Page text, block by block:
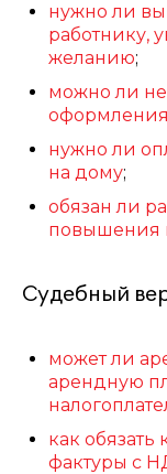
нужно ли
работнику,
желанию;
можно ли
нужно ли
на дому;
обязан ли
повышения
Судебный
может ли
арендную
как обязать
фактуры с